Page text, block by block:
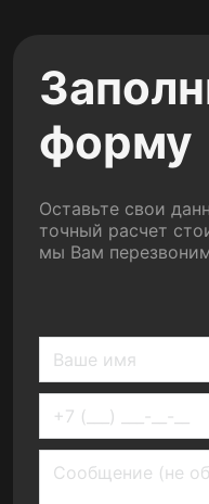
форму
Оставьте свои
точный расчет
мы Вам